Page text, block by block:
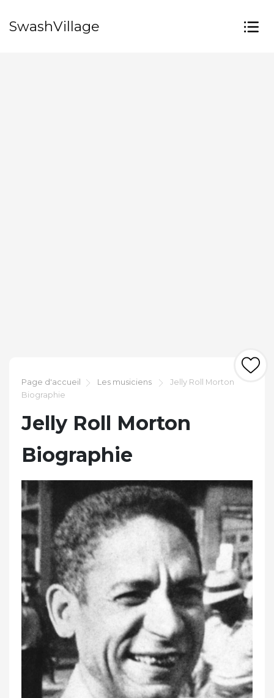
SwashVillage
Page d'accueil Les musiciens
Jelly Roll Morton
Biographie
Jelly Roll Morton
Biographie